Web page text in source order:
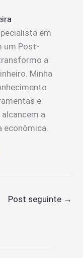
em
um Post-
a
Minha
e
a
econômica.
Post seguinte →